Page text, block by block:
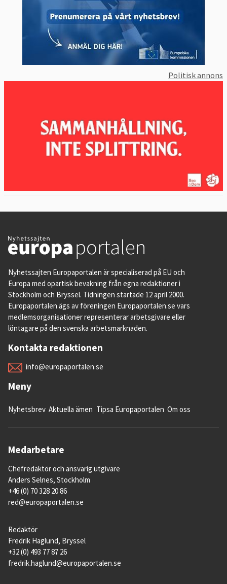
Politisk annons
Nyhetssajten Europaportalen är specialiserad på EU och
Europa med opartisk bevakning från egna redaktioner i
Stockholm och Bryssel. Tidningen startade 12 april 2000.
Europaportalen ägs av föreningen Europaportalen.se vars
medlemsorganisationer representerar arbetsgivare eller
löntagare på den svenska arbetsmarknaden.
Kontakta redaktionen
info@europaportalen.se
Meny
Nyhetsbrev Aktuella ämen Tipsa Europaportalen Om oss
Medarbetare
Chefredaktör och ansvarig utgivare
Anders Selnes, Stockholm
+46 (0) 70 328 20 86
red@europaportalen.se
Redaktör
Fredrik Haglund, Bryssel
+32 (0) 493 77 87 26
fredrik.haglund@europaportalen.se